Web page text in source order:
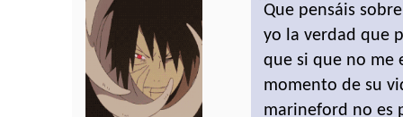
Que pensáis
yo la verdad que
que si que no me
momento de su
marineford no es